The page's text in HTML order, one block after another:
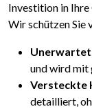
Investition in Ihre
Wir schützen Sie
und wird mit
Versteckte
detailliert,